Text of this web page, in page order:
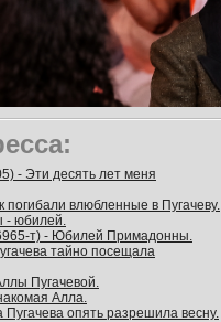
- Эти десять лет меня
влюбленные в Пугачеву.
- юбилей.
т) - Юбилей Примадонны.
тайно посещала
Пугачевой.
Алла.
опять разрешила весну.